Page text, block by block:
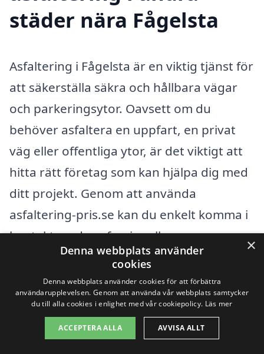
städer nära Fågelsta
Asfaltering i Fågelsta är en viktig tjänst för
att säkerställa säkra och hållbara vägar
och parkeringsytor. Oavsett om du
behöver asfaltera en uppfart, en privat
väg eller offentliga ytor, är det viktigt att
hitta rätt företag som kan hjälpa dig med
ditt projekt. Genom att använda
asfaltering-pris.se kan du enkelt komma i
kontakt med professionella
entreprenörer som erbjuder
asfalteringstjänster i ditt område.
Det finns flera städer i närområdet som
kan erbjuda utbildade och erfarna
×
Denna webbplats använder
cookies
Denna webbplats använder cookies för att förbättra
användarupplevelsen. Genom att använda vår webbplats samtycker
du till alla cookies i enlighet med vår cookiepolicy. Läs mer
ACCEPTERA ALLA AVVISA ALLT